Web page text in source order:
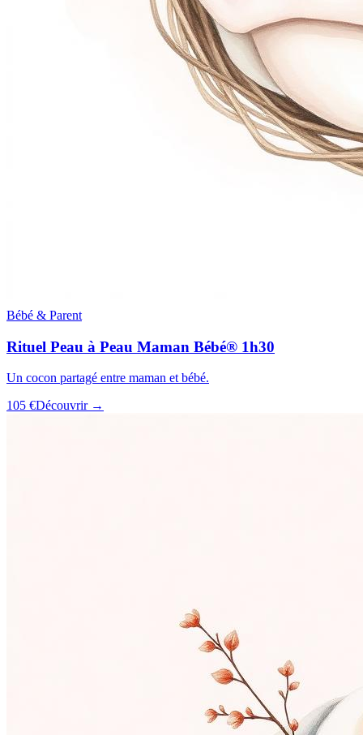
Bébé & Parent
Rituel Peau à Peau Maman Bébé® 1h30
Un cocon partagé entre maman et bébé.
105 €Découvrir →